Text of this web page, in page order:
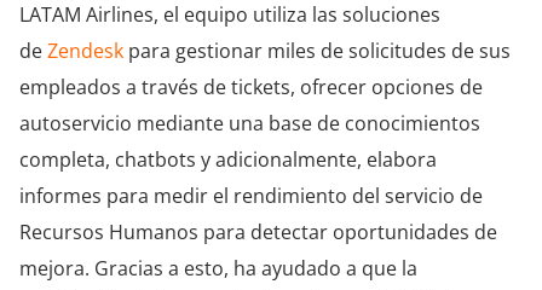
LATAM Airlines, el equipo utiliza las soluciones
deZendesk para gestionar miles de solicitudes de sus
empleados a través de tickets, ofrecer opciones de
autoservicio mediante una base de conocimientos
completa, chatbots y adicionalmente, elabora
informes para medir el rendimiento del servicio de
Recursos Humanos para detectar oportunidades de
mejora. Gracias a esto, ha ayudado a que la